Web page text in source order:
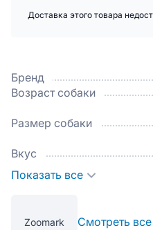
Бренд
Возраст собаки
Размер собаки
Вкус
Показать все
Zoomark Смотреть
Доставка этого товара